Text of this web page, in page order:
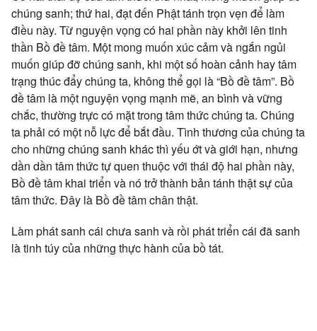
chúng sanh; thứ hai, đạt đến Phật tánh trọn vẹn để làm
điều này. Từ nguyện vọng có hai phần này khởi lên tinh
thần Bồ đề tâm. Một mong muốn xúc cảm và ngắn ngủi
muốn giúp đỡ chúng sanh, khi một số hoàn cảnh hay tâm
trạng thúc đẩy chúng ta, không thể gọi là “Bồ đề tâm”. Bồ
đề tâm là một nguyện vọng mạnh mẽ, an bình và vững
chắc, thường trực có mặt trong tâm thức chúng ta. Chúng
ta phải có một nỗ lực để bắt đầu. Tình thương của chúng ta
cho những chúng sanh khác thì yếu ớt và giới hạn, nhưng
dần dần tâm thức tự quen thuộc với thái độ hai phần này,
Bồ đề tâm khai triển và nó trở thành bản tánh thật sự của
tâm thức. Đây là Bồ đề tâm chân thật.
Làm phát sanh cái chưa sanh và rồi phát triển cái đã sanh
là tinh túy của những thực hành của bồ tát.